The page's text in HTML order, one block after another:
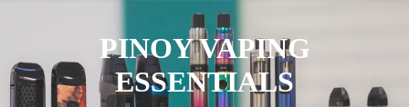
PINOY VAPING
ESSENTIALS